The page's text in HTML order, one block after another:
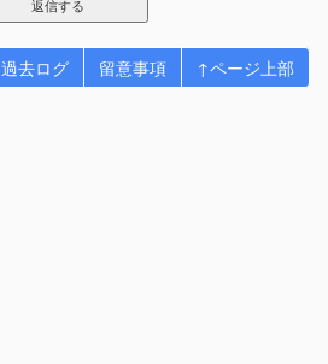
過去ログ 留意事項 ↑ページ上部